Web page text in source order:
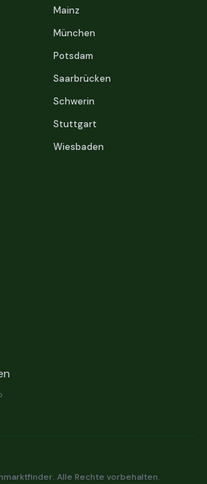
Mainz
München
Potsdam
Saarbrücken
Schwerin
Stuttgart
Wiesbaden
Alle Rechte vorbehalten.